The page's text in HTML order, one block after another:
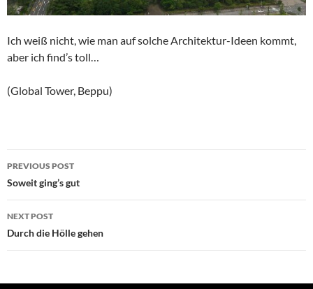
Ich weiß nicht, wie man auf solche Architektur-Ideen kommt,
aber ich find’s toll…
(Global Tower, Beppu)
Post
navigation
PREVIOUS POST
Soweit ging’s gut
NEXT POST
Durch die Hölle gehen